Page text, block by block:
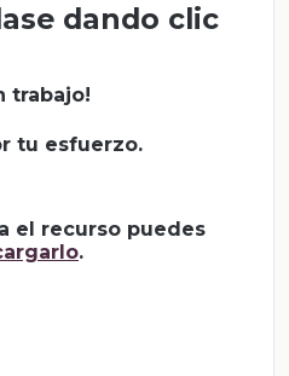
dando clic
trabajo!
tu esfuerzo.
el recurso puedes
.